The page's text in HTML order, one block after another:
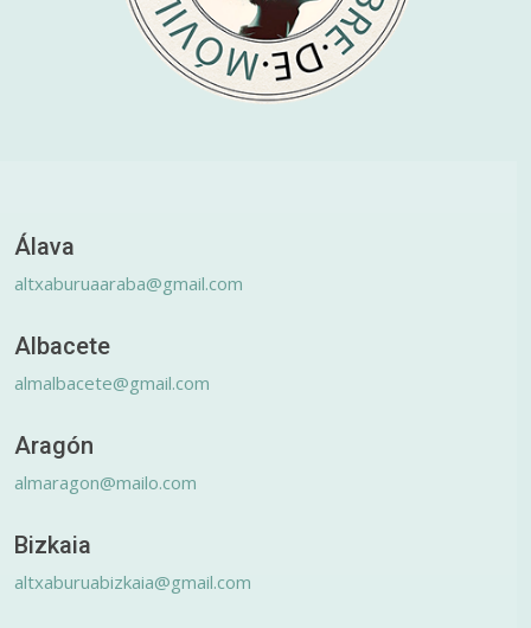
Álava
altxaburuaaraba@gmail.com
Albacete
almalbacete@gmail.com
Aragón
almaragon@mailo.com
Bizkaia
altxaburuabizkaia@gmail.com